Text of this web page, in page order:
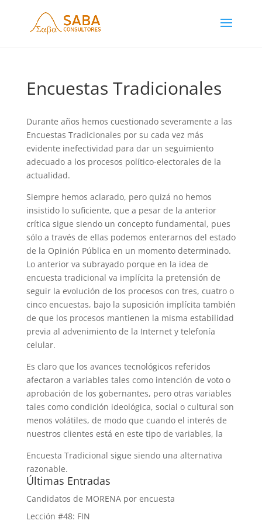
Encuestas Tradicionales
Durante años hemos cuestionado severamente a las
Encuestas Tradicionales por su cada vez más
evidente inefectividad para dar un seguimiento
adecuado a los procesos político-electorales de la
actualidad.
Siempre hemos aclarado, pero quizá no hemos
insistido lo suficiente, que a pesar de la anterior
crítica sigue siendo un concepto fundamental, pues
sólo a través de ellas podemos enterarnos del estado
de la Opinión Pública en un momento determinado.
Lo anterior va subrayado porque en la idea de
encuesta tradicional va implícita la pretensión de
seguir la evolución de los procesos con tres, cuatro o
cinco encuestas, bajo la suposición implícita también
de que los procesos mantienen la misma estabilidad
previa al advenimiento de la Internet y telefonía
celular.
Es claro que los avances tecnológicos referidos
afectaron a variables tales como intención de voto o
aprobación de los gobernantes, pero otras variables
tales como condición ideológica, social o cultural son
menos volátiles, de modo que cuando el interés de
nuestros clientes está en este tipo de variables, la
Encuesta Tradicional sigue siendo una alternativa
razonable.
Últimas Entradas
Candidatos de MORENA por encuesta
Lección #48: FIN